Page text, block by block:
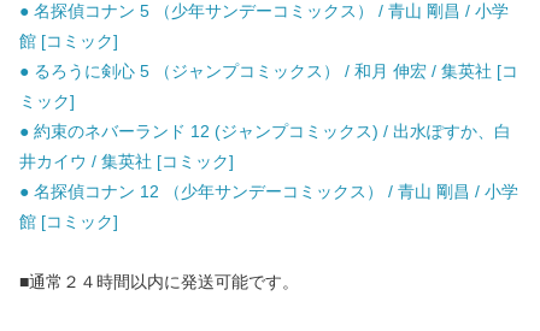
● 名探偵コナン 5 （少年サンデーコミックス） / 青山 剛昌 / 小学
館 [コミック]
● るろうに剣心 5 （ジャンプコミックス） / 和月 伸宏 / 集英社 [コ
ミック]
● 約束のネバーランド 12 (ジャンプコミックス) / 出水ぽすか、白
井カイウ / 集英社 [コミック]
● 名探偵コナン 12 （少年サンデーコミックス） / 青山 剛昌 / 小学
館 [コミック]
■通常２４時間以内に発送可能です。